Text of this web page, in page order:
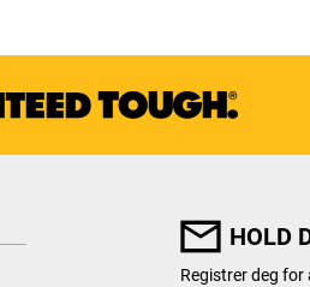
HOLD
Registrer deg